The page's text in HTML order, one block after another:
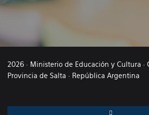
2026 · Ministerio de Educación y Cultura ·
Provincia de Salta · República Argentina